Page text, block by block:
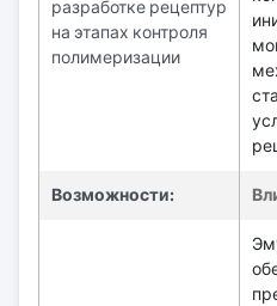
разработке рецептур
на этапах контроля
полимеризации
Возможности: